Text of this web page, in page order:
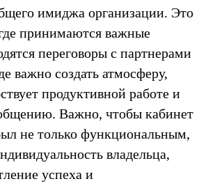
имиджа организации. Это
принимаются важные
переговоры с партнерами
важно создать атмосферу,
продуктивной работе и
Важно, чтобы кабинет
не только функциональным,
владельца,
успеха и